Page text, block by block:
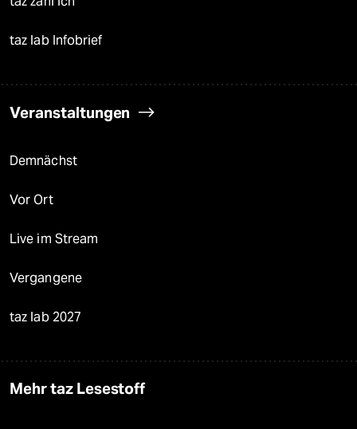
taz lab Infobrief
Veranstaltungen
Demnächst
Vor Ort
Live im Stream
Vergangene
taz lab 2027
Mehr taz Lesestoff